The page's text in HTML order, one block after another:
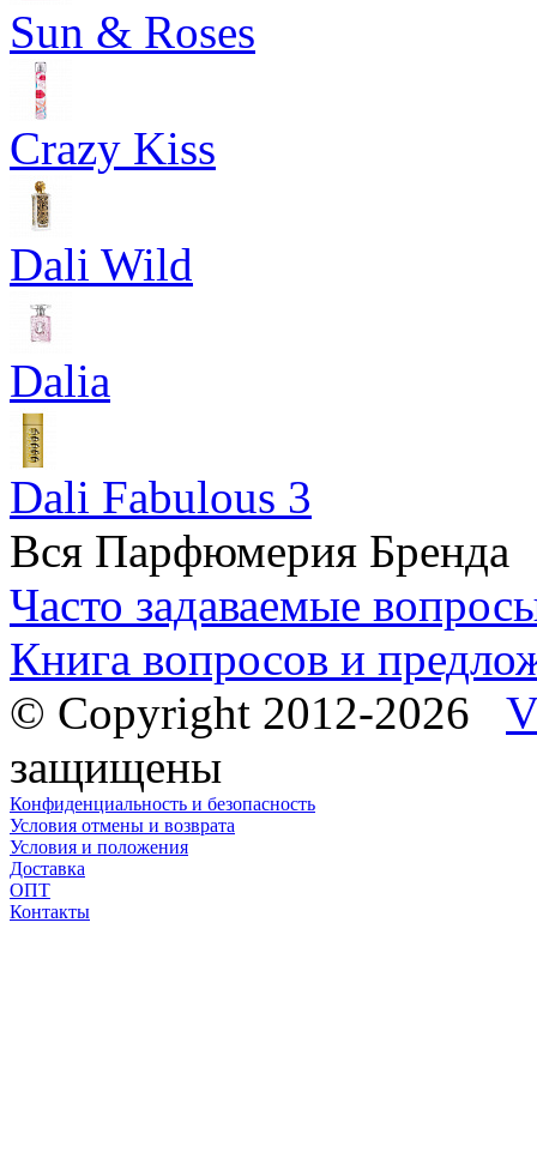
Sun & Roses
Crazy Kiss
Dali Wild
Dalia
Dali Fabulous 3
Вся Парфюмерия Бренда
Часто задаваемые
Книга вопросов и
© Copyright 2012-2026
защищены
Конфиденциальность и безопасность
Условия отмены и возврата
Условия и положения
Доставка
ОПТ
Контакты